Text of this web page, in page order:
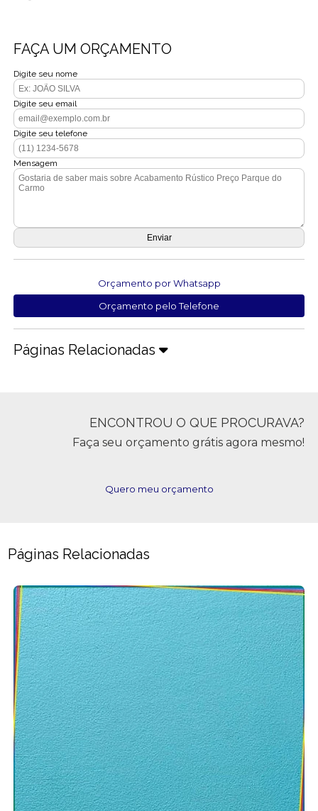
FAÇA UM ORÇAMENTO
Digite seu nome
Digite seu email
Digite seu telefone
Mensagem
Orçamento por Whatsapp
Orçamento pelo Telefone
Páginas Relacionadas
ENCONTROU O QUE PROCURAVA?
Faça seu orçamento grátis agora mesmo!
Quero meu orçamento
Páginas Relacionadas